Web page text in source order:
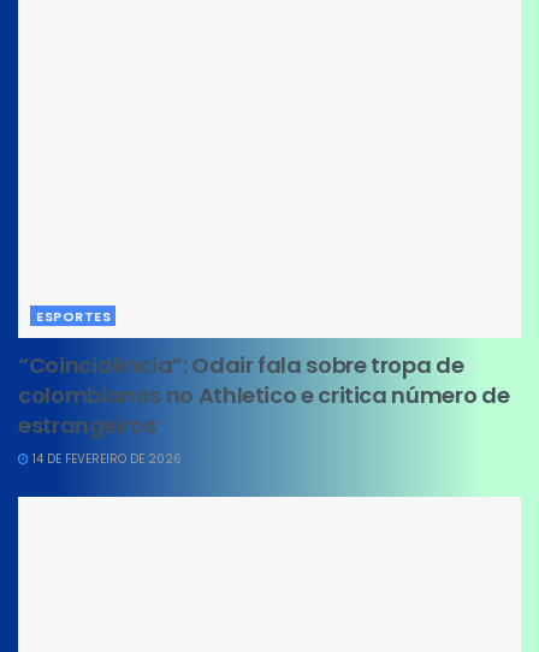
ESPORTES
“Coincidência”: Odair fala sobre tropa de
colombianos no Athletico e critica número de
estrangeiros
14 DE FEVEREIRO DE 2026